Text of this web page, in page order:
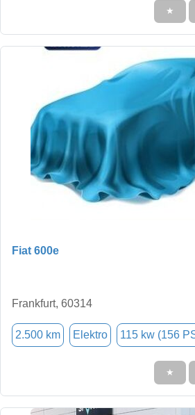
★
Fiat 600e
Frankfurt, 60314
2.500 km Elektro 115 kw (156
★